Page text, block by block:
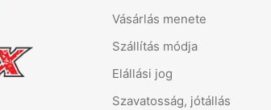
Vásárlás menete
Szállítás módja
Elállási jog
Szavatosság, jótállás